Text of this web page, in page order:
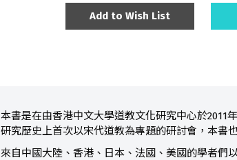
Add to Wish List
本書是在由香港中文大學道教文化研究中心於2011
研究歷史上首次以宋代道教為專題的研討會，本書
來自中國大陸、香港、日本、法國、美國的學者們